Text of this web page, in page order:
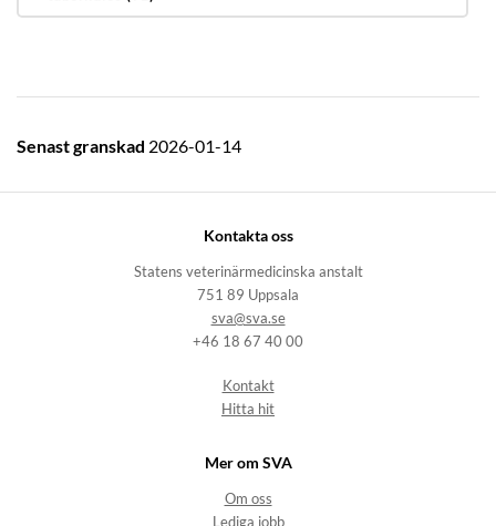
Senast granskad 2026-01-14
Kontakta oss
Statens veterinärmedicinska anstalt
751 89 Uppsala
sva@sva.se
+46 18 67 40 00
Kontakt
Hitta hit
Mer om SVA
Om oss
Lediga jobb